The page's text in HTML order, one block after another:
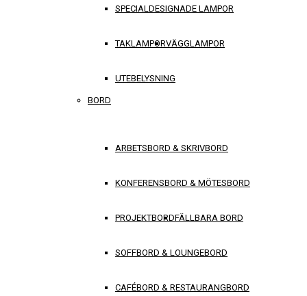
SPECIALDESIGNADE LAMPOR
TAKLAMPORVÄGGLAMPOR
UTEBELYSNING
BORD
ARBETSBORD & SKRIVBORD
KONFERENSBORD & MÖTESBORD
PROJEKTBORDFÄLLBARA BORD
SOFFBORD & LOUNGEBORD
CAFÉBORD & RESTAURANGBORD